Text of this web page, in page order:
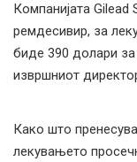
Компанијата
ремдесивир, за
биде 390 долари
извршниот
Како што
лекувањето